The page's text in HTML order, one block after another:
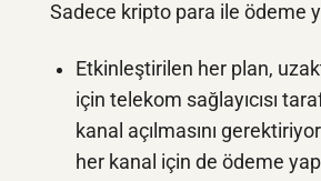
Sadece kripto para ile ödeme
Etkinleştirilen her plan,
için telekom sağlayıcısı
kanal açılmasını
her kanal için de ödeme